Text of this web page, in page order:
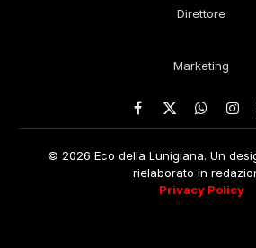
Direttore
Marketing
Facebook
X
© 2026 Eco della Lunigiana. Un
rielaborato in
Privacy Policy